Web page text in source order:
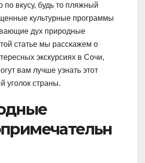
по вкусу, будь то пляжный
культурные программы
дух природные
статье мы расскажем о
экскурсиях в Сочи,
вам лучше узнать этот
уголок страны.